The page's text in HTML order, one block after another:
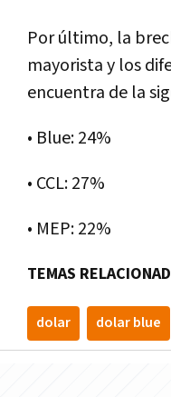
Por último, la
mayorista y los
encuentra de la
• Blue: 24%
• CCL: 27%
• MEP: 22%
TEMAS
dolar dolar blue